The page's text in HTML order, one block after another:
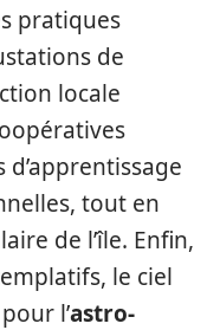
pratiques
de
locale
tout en
de l’île. Enfin,
le ciel
l’astro-